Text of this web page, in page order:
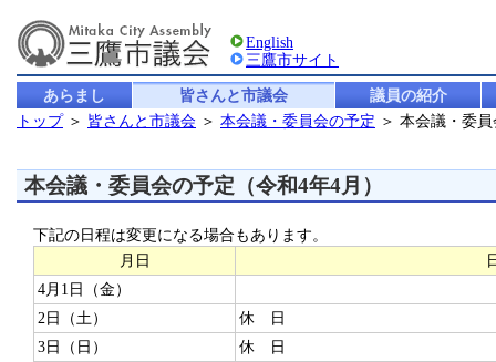
English
三鷹市サイト
あらまし 皆さんと市議会
議員の紹介
トップ＞ 皆さんと市議会 ＞ 本会議・委員会の予定 ＞ 本会議・委
本会議・委員会の予定（令和4年4月）
下記の日程は変更になる場合もあります。
月日
4月1日（金）
2日（土）
休 日
3日（日）
休 日